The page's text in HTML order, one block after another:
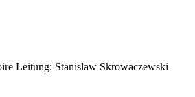
Leitung: Stanislaw Skrowaczewski